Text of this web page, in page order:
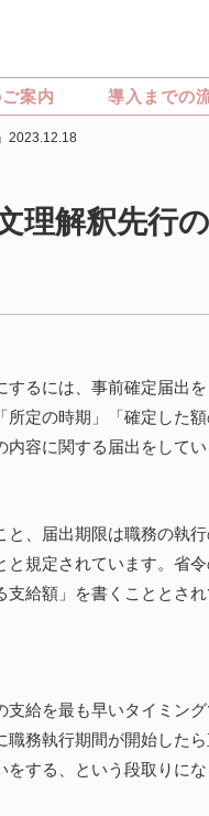
案内 導入までの
2023.12.18
理解釈先行
るには、事前確定届出
定の時期」「確定した
容に関する届出をして
、届出期限は職務の執
規定されています。省
給額」を書くこととさ
支給を最も早いタイミン
務執行期間が開始した
する、という段取りに